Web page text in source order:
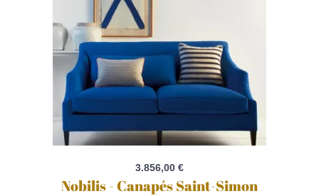
3.856,00 €
Nobilis - Canapés Saint-Simon